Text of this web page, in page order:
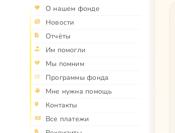
О нашем фонде
Новости
Отчёты
Им помогли
Мы помним
Программы фонда
Мне нужна помощь
Контакты
Все платежи